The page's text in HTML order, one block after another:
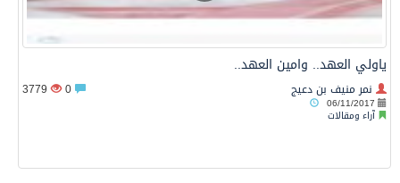
ياولي العهد.. وامين العهد..
نمر منيف بن دعيج
06/11/2017
آراء ومقالات
3779